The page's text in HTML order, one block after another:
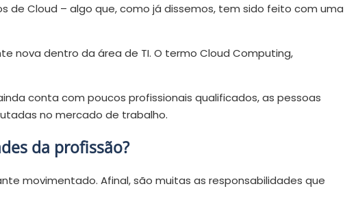
de Cloud – algo que, como já dissemos, tem sido feito com uma
nova dentro da área de TI. O termo Cloud Computing,
conta com poucos profissionais qualificados, as pessoas
no mercado de trabalho.
da profissão?
movimentado. Afinal, são muitas as responsabilidades que